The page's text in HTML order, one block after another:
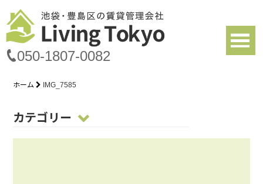
050-1807-0082
ホーム IMG_7585
カテゴリー